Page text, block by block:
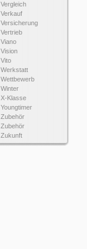
Vergleich
Verkauf
Versicherung
Vertrieb
Viano
Vision
Vito
Werkstatt
Wettbewerb
Winter
X-Klasse
Youngtimer
Zubehör
Zubehör
Zukunft